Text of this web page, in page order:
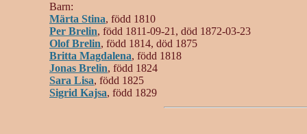
Barn:
Märta Stina, född 1810
Per Brelin, född 1811-09-21, död 1872-03-23
Olof Brelin, född 1814, död 1875
Britta Magdalena, född 1818
Jonas Brelin, född 1824
Sara Lisa, född 1825
Sigrid Kajsa, född 1829